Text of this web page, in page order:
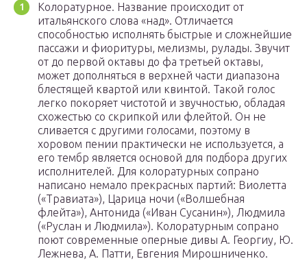
Колоратурное. Название происходит от
итальянского слова «над». Отличается
способностью исполнять быстрые и сложнейшие
пассажи и фиоритуры, мелизмы, рулады. Звучит
от до первой октавы до фа третьей октавы,
может дополняться в верхней части диапазона
блестящей квартой или квинтой. Такой голос
легко покоряет чистотой и звучностью, обладая
схожестью со скрипкой или флейтой. Он не
сливается с другими голосами, поэтому в
хоровом пении практически не используется, а
его тембр является основой для подбора других
исполнителей. Для колоратурных сопрано
написано немало прекрасных партий: Виолетта
(«Травиата»), Царица ночи («Волшебная
флейта»), Антонида («Иван Сусанин»), Людмила
(«Руслан и Людмила»). Колоратурным сопрано
поют современные оперные дивы А. Георгиу, Ю.
Лежнева, А. Патти, Евгения Мирошниченко.